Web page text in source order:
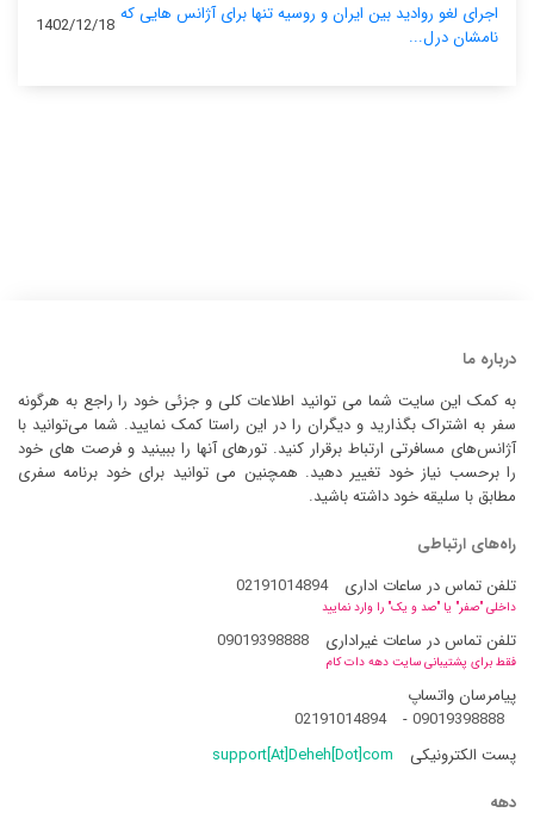
اجرای لغو روادید بین ایران و روسیه تنها برای آژانس‌ هایی که
نامشان درل...
1402/12/18
درباره ما
به کمک این سایت شما می توانید اطلاعات کلی و جزئی خود را راجع به هرگونه
سفر به اشتراک بگذارید و دیگران را در این راستا کمک نمایید. شما می‌توانید با
آژانس‌های مسافرتی ارتباط برقرار کنید. تورهای آنها را ببینید و فرصت های خود
را برحسب نیاز خود تغییر دهید. همچنین می توانید برای خود برنامه سفری
مطابق با سلیقه خود داشته باشید.
راه‌های ارتباطی
تلفن تماس در ساعات اداری
02191014894
داخلی "صفر" یا "صد و یک" را وارد نمایید
تلفن تماس در ساعات غیراداری 09019398888
فقط برای پشتیبانی سایت دهه دات کام
پیامرسان واتساپ
09019398888
-
02191014894
پست الکترونیکی
support[At]Deheh[Dot]com
دهه